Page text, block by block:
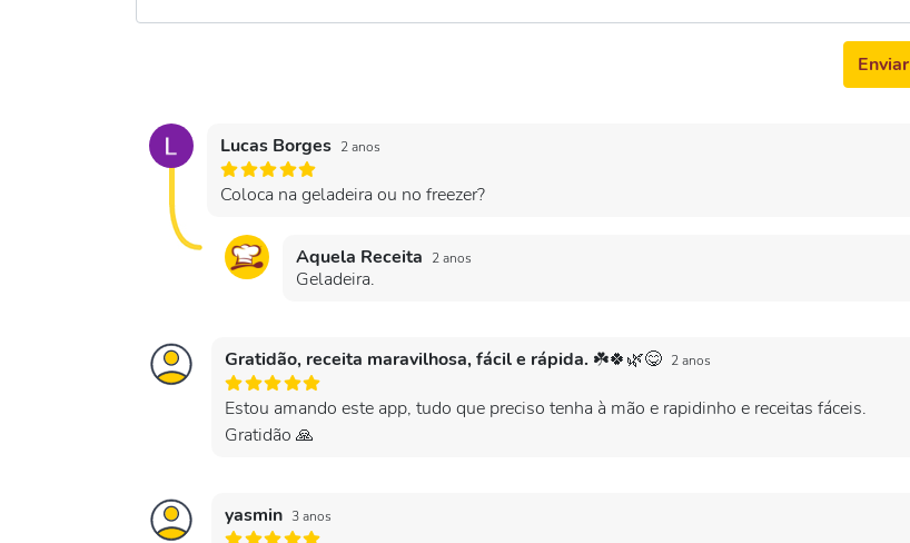
Enviar
Lucas Borges 2 anos
Coloca na geladeira ou no freezer?
Aquela Receita 2 anos
Geladeira.
Gratidão, receita maravilhosa, fácil e rápida. ☘️🍀🌿😋 2 anos
Estou amando este app, tudo que preciso tenha à mão e rapidinho e receitas fáceis.
Gratidão 🙏
yasmin 3 anos